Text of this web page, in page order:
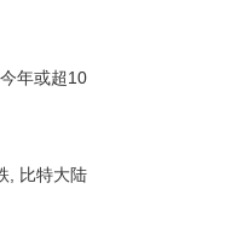
年或超10
, 比特大陆